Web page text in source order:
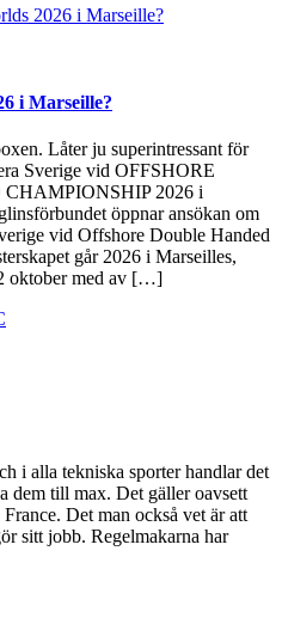
i Marseille?
Låter ju superintressant för
Sverige vid OFFSHORE
2026 i
öppnar ansökan om
vid Offshore Double Handed
går 2026 i Marseilles,
oktober med av […]
i alla tekniska sporter handlar det
dem till max. Det gäller oavsett
Det man också vet är att
sitt jobb. Regelmakarna har